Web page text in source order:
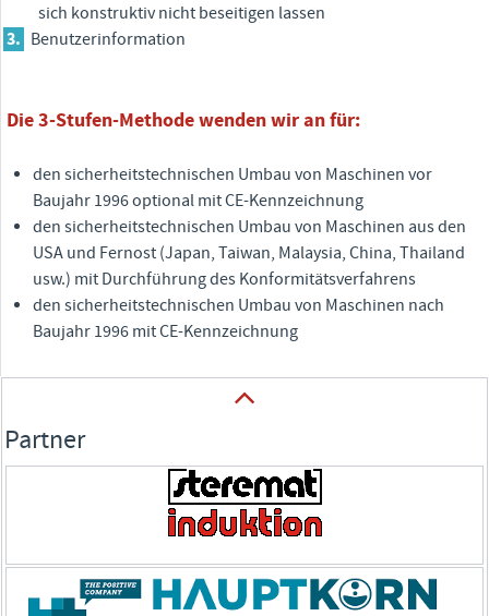
sich konstruktiv nicht beseitigen lassen
Benutzerinformation
Die 3-Stufen-Methode wenden wir an für:
den sicherheitstechnischen Umbau von Maschinen vor
Baujahr 1996 optional mit CE-Kennzeichnung
den sicherheitstechnischen Umbau von Maschinen aus den
USA und Fernost (Japan, Taiwan, Malaysia, China, Thailand
usw.) mit Durchführung des Konformitätsverfahrens
den sicherheitstechnischen Umbau von Maschinen nach
Baujahr 1996 mit CE-Kennzeichnung
Partner